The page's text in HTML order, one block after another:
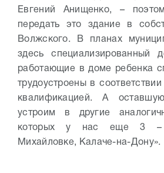
Евгений Анищенко, –
передать это здание в
Волжского. В планах
здесь специализированный
работающие в доме ребенка
трудоустроены в
квалификацией. А
устроим в другие
которых у нас еще 3 –
Михайловке, Калаче-на-Дону».